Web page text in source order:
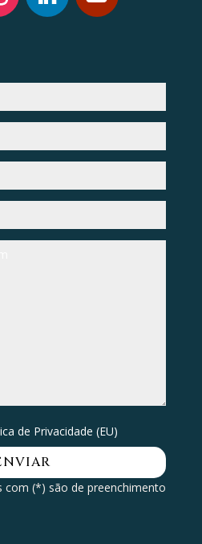
de Privacidade (EU)
com (*) são de preenchimento